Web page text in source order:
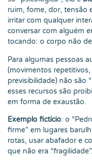
ruim, fome, dor, tensão
irritar com qualquer
conversar com alguém
tocando: o corpo não
Para algumas pessoas
(movimentos
previsibilidade) não são
esses recursos são
em forma de exaustão.
Exemplo fictício: o
firme” em lugares
rotas, usar abafador e
que não era